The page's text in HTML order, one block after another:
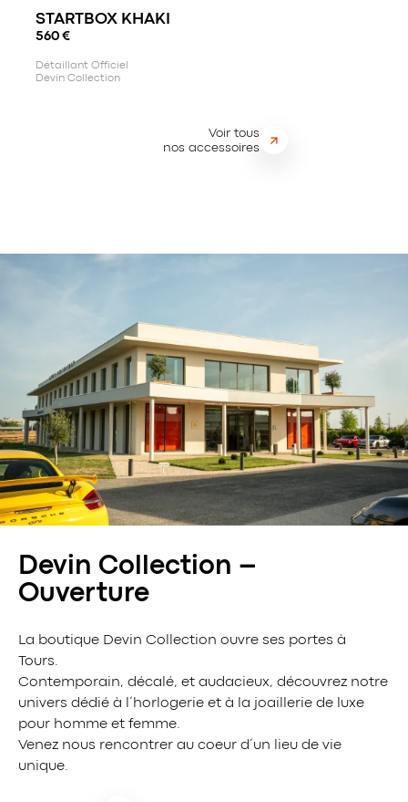
STARTBOX KHAKI
560 €
Détaillant Officiel
Devin Collection
Voir tous
nos accessoires
Devin Collection –
Ouverture
La boutique Devin Collection ouvre ses portes à
Tours.
Contemporain, décalé, et audacieux, découvrez notre
univers dédié à l’horlogerie et à la joaillerie de luxe
pour homme et femme.
Venez nous rencontrer au coeur d’un lieu de vie
unique.